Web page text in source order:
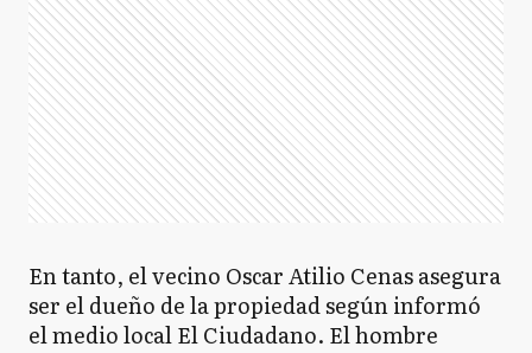
En tanto, el vecino Oscar Atilio Cenas asegura
ser el dueño de la propiedad según informó
el medio local El Ciudadano. El hombre